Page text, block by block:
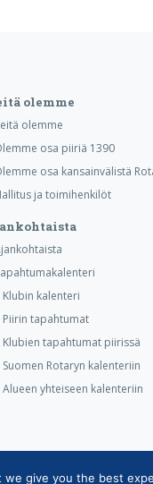
olemme
olemme
osa piiriä 1390
osa kansainvälistä
ja toimihenkilöt
Klubin kalenteri
Piirin tapahtumat
Klubien tapahtumat piirissä
Suomen Rotaryn kalenteriin
Alueen yhteiseen kalenteriin
ry 2026 |
we give you the best